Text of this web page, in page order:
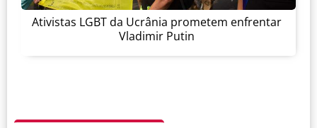
Ativistas LGBT da Ucrânia prometem enfrentar
Vladimir Putin